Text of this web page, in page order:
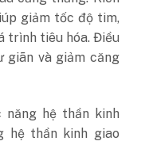
giảm tốc độ tim,
trình tiêu hóa. Điều
giãn và giảm căng
năng hệ thần kinh
hệ thần kinh giao